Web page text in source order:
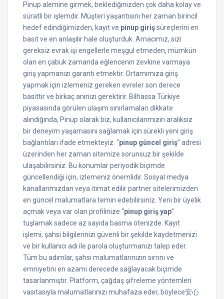
Pinup alemine girmek, beklediğinizden çok daha kolay ve
süratli bir işlemdir. Müşteri yaşantısını her zaman birincil
hedef edindiğimizden, kayıt ve pinup girişsüreçlerini en
basit ve en anlaşılır hale oluşturduk. Amacımız, sizi
gereksiz evrak işi engellerle meşgul etmeden, mümkün
olan en çabuk zamanda eğlencenin zevkine varmaya
giriş yapmanızı garanti etmektir. Ortamımıza giriş
yapmak için izlemeniz gereken evreler son derece
basittir ve birkaç anınızı gerektirir. Bilhassa Türkiye
piyasasında görülen ulaşım sınırlamaları dikkate
alındığında, Pinup olarak biz, kullanıcılarımızın aralıksız
bir deneyim yaşamasını sağlamak için sürekli yeni giriş
bağlantıları ifade etmekteyiz. “pinup güncel giriş” adresi
üzerinden her zaman sitemize sorunsuz bir şekilde
ulaşabilirsiniz. Bu konumlar periyodik biçimde
güncellendiği için, izlemeniz önemlidir. Sosyal medya
kanallarımızdan veya itimat edilir partner sitelerimizden
en güncel malumatlara temin edebilirsiniz. Yeni bir üyelik
açmak veya var olan profilinize “pinup giriş yap”
tuşlamak sadece az sayıda basma ötenizde. Kayıt
işlemi, şahsi bilgilerinizi güvenli bir şekilde kaydetmenizi
ve bir kullanıcı adı ile parola oluşturmanızı talep eder.
Tüm bu adımlar, şahsi malumatlarınızın sırrını ve
emniyetini en azami derecede sağlayacak biçimde
tasarlanmıştır. Platform, çağdaş şifreleme yöntemleri
vasıtasıyla malumatlarınızı muhafaza eder, böylece安心